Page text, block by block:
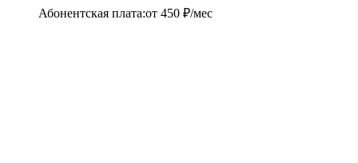
Абонентская плата:от 450 ₽/мес